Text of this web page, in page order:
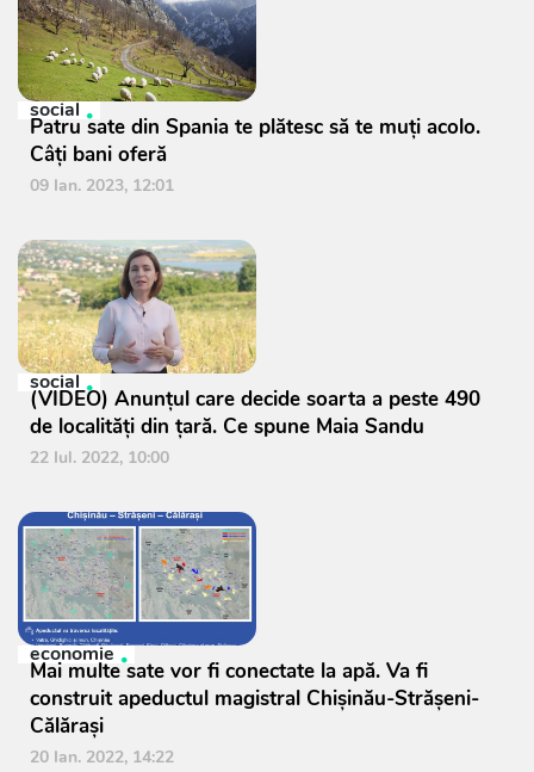
social
Patru sate din Spania te plătesc să te muți acolo.
Câți bani oferă
09 Ian. 2023, 12:01
social
(VIDEO) Anunțul care decide soarta a peste 490
de localități din țară. Ce spune Maia Sandu
22 Iul. 2022, 10:00
economie
Mai multe sate vor fi conectate la apă. Va fi
construit apeductul magistral Chișinău-Strășeni-
Călărași
20 Ian. 2022, 14:22